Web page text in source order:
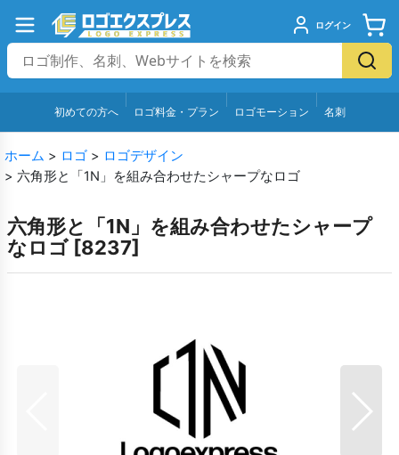
ログイン
初めての方へ ロゴ料金・プラン ロゴモーション 名刺
ホーム > ロゴ > ロゴデザイン
> 六角形と「1N」を組み合わせたシャープなロゴ
六角形と「1N」を組み合わせたシャープ
なロゴ [8237]